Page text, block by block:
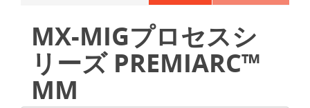
MX-MIGプロセスシ
リーズ PREMIARC™
MM